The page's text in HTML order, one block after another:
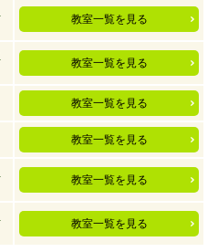
教室一覧を見る
教室一覧を見る
教室一覧を見る
教室一覧を見る
教室一覧を見る
教室一覧を見る